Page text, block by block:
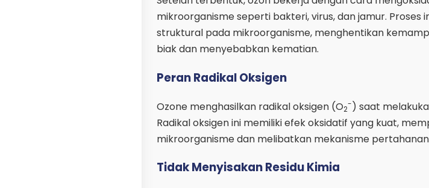
mikroorganisme seperti bakteri, virus, dan jamur. Proses
struktural pada mikroorganisme, menghentikan
biak dan menyebabkan kematian.
Peran Radikal Oksigen
Ozone menghasilkan radikal oksigen (O2
-) saat
Radikal oksigen ini memiliki efek oksidatif yang kuat,
mikroorganisme dan melibatkan mekanisme
Tidak Menyisakan Residu Kimia